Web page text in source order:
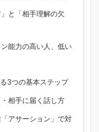
と「相手理解の欠
能力の高い人、低い
3つの基本ステップ
相手に届く話し方
アサーション」で対